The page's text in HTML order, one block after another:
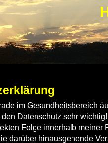
im Gesundheitsbereich
Datenschutz sehr
Folge innerhalb meiner
darüber hinausgehende